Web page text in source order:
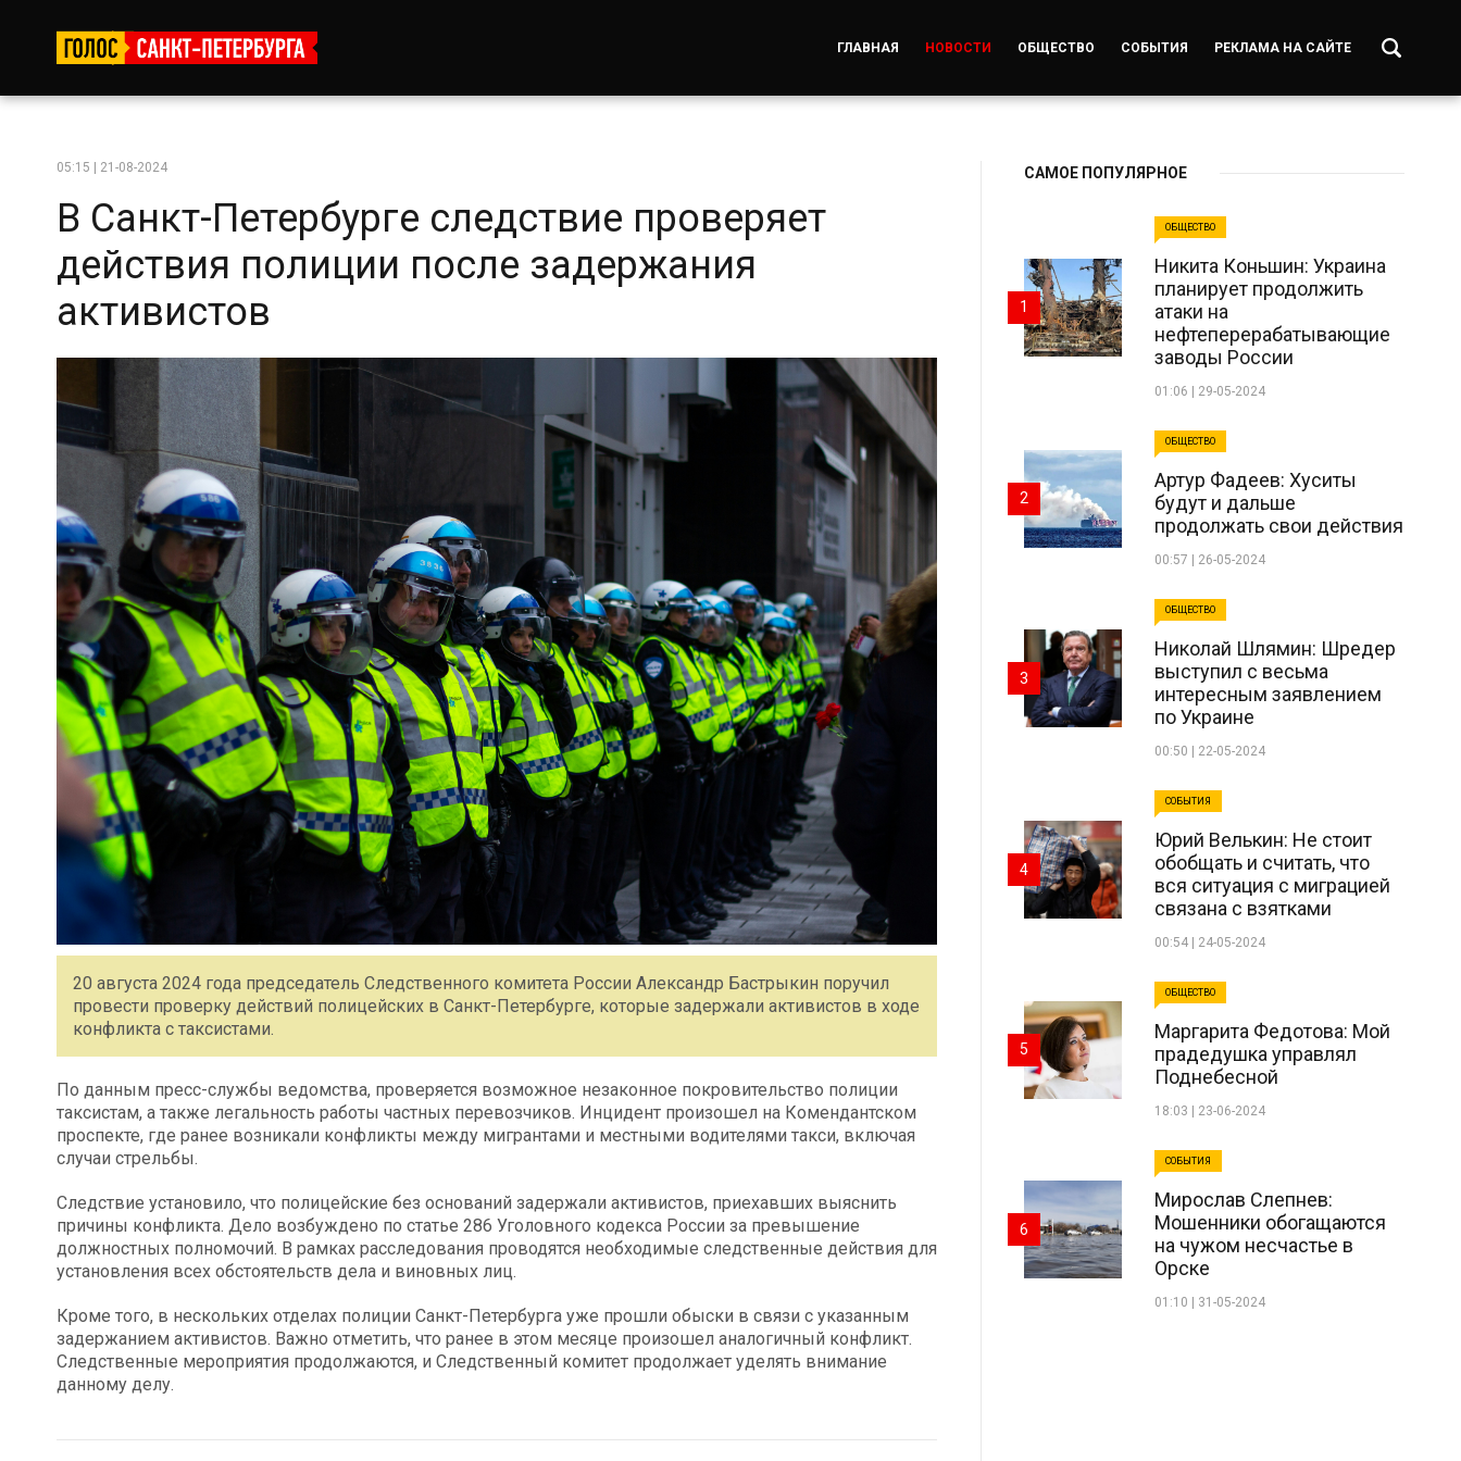
ГЛАВНАЯ НОВОСТИ ОБЩЕСТВО СОБЫТИЯ РЕКЛАМА НА САЙТЕ
05:15 | 21-08-2024
В Санкт-Петербурге следствие проверяет
действия полиции после задержания
активистов
20 августа 2024 года председатель Следственного комитета России Александр Бастрыкин поручил
провести проверку действий полицейских в Санкт-Петербурге, которые задержали активистов в ходе
конфликта с таксистами.
По данным пресс-службы ведомства, проверяется возможное незаконное покровительство полиции
таксистам, а также легальность работы частных перевозчиков. Инцидент произошел на Комендантском
проспекте, где ранее возникали конфликты между мигрантами и местными водителями такси, включая
случаи стрельбы.
Следствие установило, что полицейские без оснований задержали активистов, приехавших выяснить
причины конфликта. Дело возбуждено по статье 286 Уголовного кодекса России за превышение
должностных полномочий. В рамках расследования проводятся необходимые следственные действия для
установления всех обстоятельств дела и виновных лиц.
Кроме того, в нескольких отделах полиции Санкт-Петербурга уже прошли обыски в связи с указанным
задержанием активистов. Важно отметить, что ранее в этом месяце произошел аналогичный конфликт.
Следственные мероприятия продолжаются, и Следственный комитет продолжает уделять внимание
данному делу.
САМОЕ ПОПУЛЯРНОЕ
ОБЩЕСТВО
Никита Коньшин: Украина
планирует продолжить
атаки на
нефтеперерабатывающие
заводы России
01:06 | 29-05-2024
1
ОБЩЕСТВО
Артур Фадеев: Хуситы
будут и дальше
продолжать свои действия
00:57 | 26-05-2024
2
ОБЩЕСТВО
Николай Шлямин: Шредер
выступил с весьма
интересным заявлением
по Украине
00:50 | 22-05-2024
3
СОБЫТИЯ
Юрий Велькин: Не стоит
обобщать и считать, что
вся ситуация с миграцией
связана с взятками
00:54 | 24-05-2024
4
ОБЩЕСТВО
Маргарита Федотова: Мой
прадедушка управлял
Поднебесной
18:03 | 23-06-2024
5
СОБЫТИЯ
Мирослав Слепнев:
Мошенники обогащаются
на чужом несчастье в
Орске
01:10 | 31-05-2024
6